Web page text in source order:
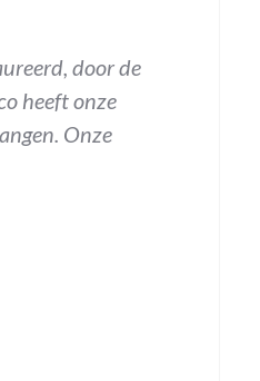
door de
heeft onze
Onze